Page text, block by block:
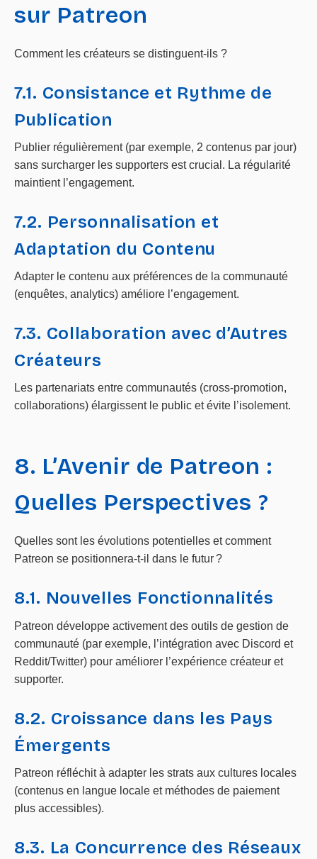
sur Patreon
Comment les créateurs se distinguent-ils ?
7.1. Consistance et Rythme de
Publication
Publier régulièrement (par exemple, 2 contenus par jour)
sans surcharger les supporters est crucial. La régularité
maintient l’engagement.
7.2. Personnalisation et
Adaptation du Contenu
Adapter le contenu aux préférences de la communauté
(enquêtes, analytics) améliore l’engagement.
7.3. Collaboration avec d’Autres
Créateurs
Les partenariats entre communautés (cross-promotion,
collaborations) élargissent le public et évite l’isolement.
8. L’Avenir de Patreon :
Quelles Perspectives ?
Quelles sont les évolutions potentielles et comment
Patreon se positionnera-t-il dans le futur ?
8.1. Nouvelles Fonctionnalités
Patreon développe activement des outils de gestion de
communauté (par exemple, l’intégration avec Discord et
Reddit/Twitter) pour améliorer l’expérience créateur et
supporter.
8.2. Croissance dans les Pays
Émergents
Patreon réfléchit à adapter les strats aux cultures locales
(contenus en langue locale et méthodes de paiement
plus accessibles).
8.3. La Concurrence des Réseaux